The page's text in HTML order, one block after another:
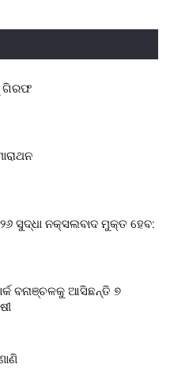
ଗିରଫ
ସୁଦ୍ଧା ନକ୍ସଲବାଦ ମୁକ୍ତ ହେବ:
ବନାଞ୍ଚଳକୁ ଆସିଛନ୍ତି ୭